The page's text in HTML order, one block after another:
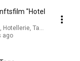
"Hotel
Hotellerie, Take-away und
ago